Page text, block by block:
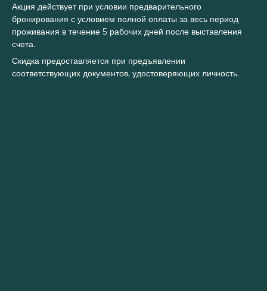
Акция действует при условии предварительного
бронирования с условием полной оплаты за весь период
проживания в течение 5 рабочих дней после выставления
счета.
Скидка предоставляется при предъявлении
соответствующих документов, удостоверяющих личность.